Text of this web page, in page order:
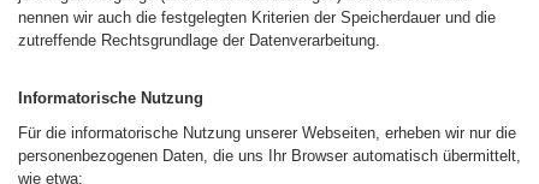
nennen wir auch die festgelegten Kriterien der Speicherdauer und die
zutreffende Rechtsgrundlage der Datenverarbeitung.
Informatorische Nutzung
Für die informatorische Nutzung unserer Webseiten, erheben wir nur die
personenbezogenen Daten, die uns Ihr Browser automatisch übermittelt,
wie etwa: